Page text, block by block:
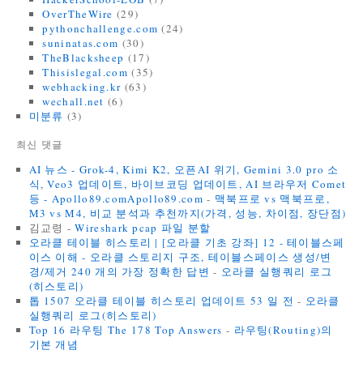
OverTheWire (29)
pythonchallenge.com (24)
suninatas.com (30)
TheBlacksheep (17)
Thisislegal.com (35)
webhacking.kr (63)
wechall.net (6)
미분류 (3)
최신 댓글
AI 뉴스 - Grok-4, Kimi K2, 오픈AI 위기, Gemini 3.0 pro 소
식, Veo3 업데이트, 바이브코딩 업데이트, AI 브라우저 Comet
등 - Apollo89.comApollo89.com - 맥북프로 vs 맥북프로,
M3 vs M4, 비교 분석과 추천까지(가격, 성능, 차이점, 장단점)
김교령 -Wireshark pcap 파일 분할
오라클 테이블 히스토리 | [오라클 기초 강좌] 12 - 테이블스페
이스 이해 - 오라클 스토리지 구조, 테이블스페이스 생성/변
경/제거 240 개의 가장 정확한 답변 - 오라클 실행쿼리 로그
(히스토리)
톱 1507 오라클 테이블 히스토리 업데이트 53 일 전 - 오라클
실행쿼리 로그(히스토리)
Top 16 라우팅 The 178 Top Answers - 라우팅(Routing)의
기본 개념